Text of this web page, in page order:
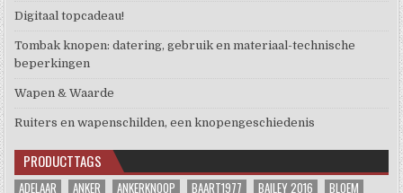
Digitaal topcadeau!
Tombak knopen: datering, gebruik en materiaal-technische
beperkingen
Wapen & Waarde
Ruiters en wapenschilden, een knopengeschiedenis
PRODUCTTAGS
ADELAAR ANKER ANKERKNOOP BAART1977 BAILEY 2016
BLOEM